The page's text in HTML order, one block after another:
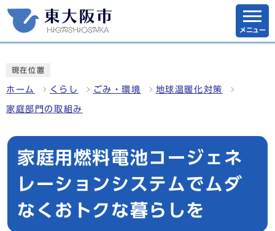
メニュー
現在位置
ホーム くらし ごみ・環境 地球温暖化対策
家庭部門の取組み
家庭用燃料電池コージェネ
レーションシステムでムダ
なくおトクな暮らしを